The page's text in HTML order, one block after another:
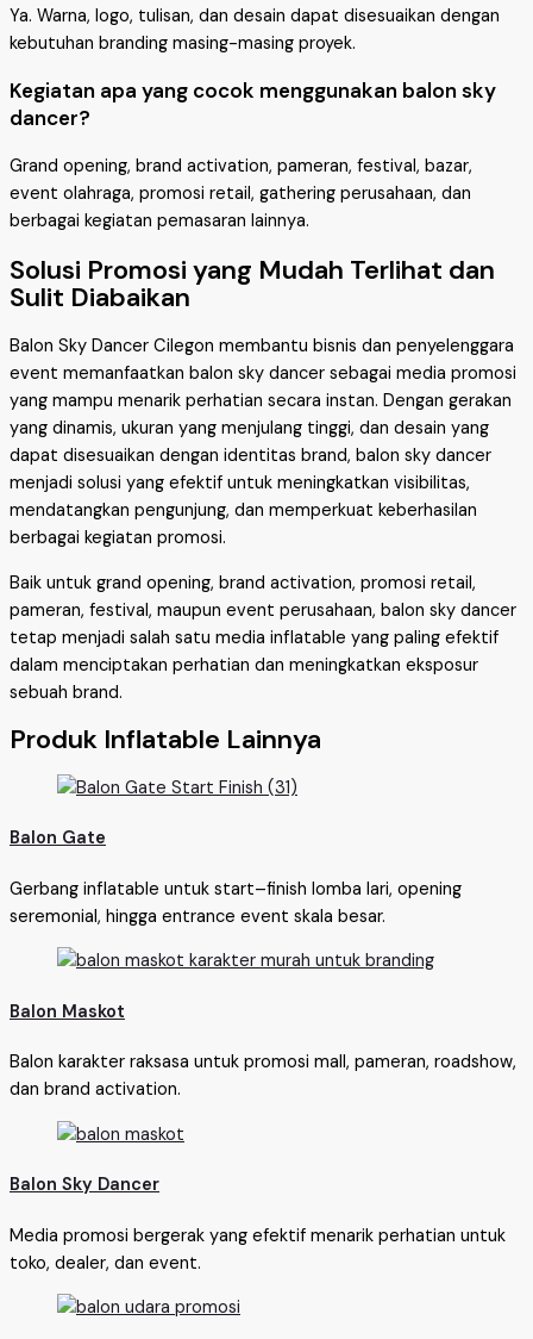
Ya. Warna, logo, tulisan, dan desain dapat disesuaikan dengan
kebutuhan branding masing-masing proyek.
Kegiatan apa yang cocok menggunakan balon sky
dancer?
Grand opening, brand activation, pameran, festival, bazar,
event olahraga, promosi retail, gathering perusahaan, dan
berbagai kegiatan pemasaran lainnya.
Solusi Promosi yang Mudah Terlihat dan
Sulit Diabaikan
Balon Sky Dancer Cilegon membantu bisnis dan penyelenggara
event memanfaatkan balon sky dancer sebagai media promosi
yang mampu menarik perhatian secara instan. Dengan gerakan
yang dinamis, ukuran yang menjulang tinggi, dan desain yang
dapat disesuaikan dengan identitas brand, balon sky dancer
menjadi solusi yang efektif untuk meningkatkan visibilitas,
mendatangkan pengunjung, dan memperkuat keberhasilan
berbagai kegiatan promosi.
Baik untuk grand opening, brand activation, promosi retail,
pameran, festival, maupun event perusahaan, balon sky dancer
tetap menjadi salah satu media inflatable yang paling efektif
dalam menciptakan perhatian dan meningkatkan eksposur
sebuah brand.
Produk Inflatable Lainnya
Balon Gate
Gerbang inflatable untuk start–finish lomba lari, opening
seremonial, hingga entrance event skala besar.
Balon Maskot
Balon karakter raksasa untuk promosi mall, pameran, roadshow,
dan brand activation.
Balon Sky Dancer
Media promosi bergerak yang efektif menarik perhatian untuk
toko, dealer, dan event.